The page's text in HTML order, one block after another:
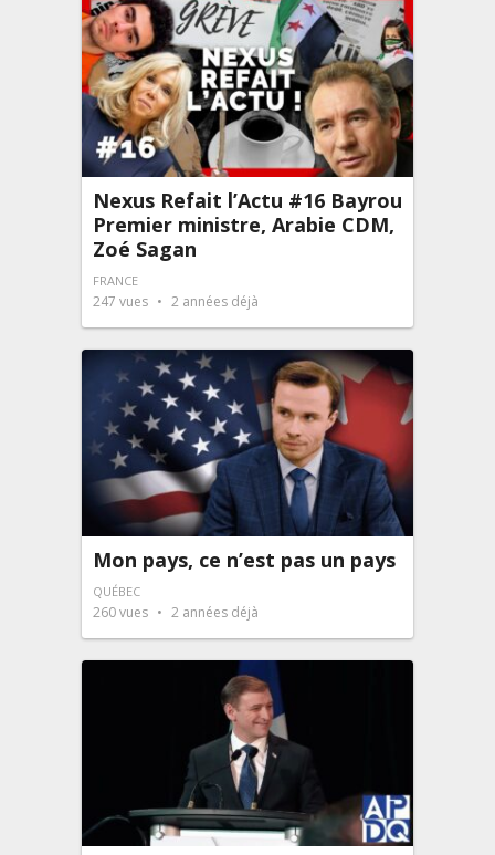
Nexus Refait l’Actu #16 Bayrou
Premier ministre, Arabie CDM,
Zoé Sagan
FRANCE
247 vues 2 années déjà
Mon pays, ce n’est pas un pays
QUÉBEC
260vues 2 années déjà